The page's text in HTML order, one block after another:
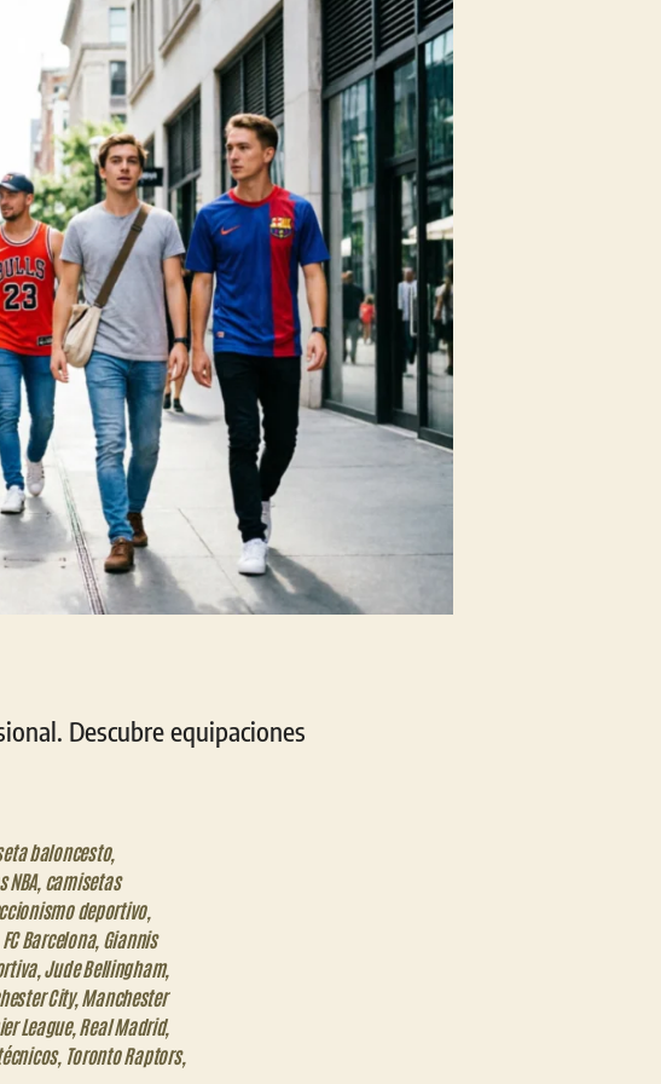
Descubre equipaciones
baloncesto,
NBA, camisetas
deportivo,
FC Barcelona, Giannis
, Jude Bellingham,
City,Manchester
League, Real Madrid,
, Toronto Raptors,